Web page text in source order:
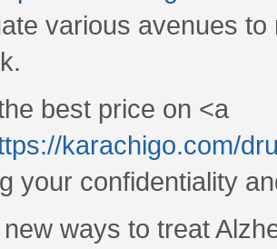
various avenues
best price on <a
karachigo.com/
your confidentiality
ways to treat